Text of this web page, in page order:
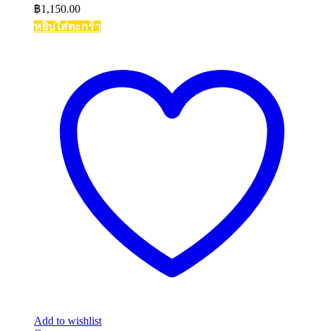
฿1,150.00
หยิบใส่ตะกร้า
Add to wishlist